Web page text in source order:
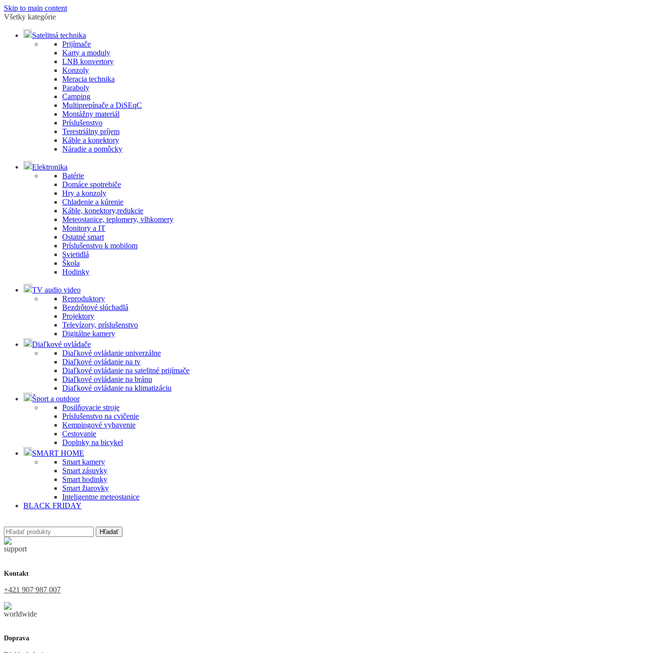
Skip to main content
Všetky kategórie
Satelitná technika
Prijímače
Karty a moduly
LNB konvertory
Konzoly
Meracia technika
Paraboly
Camping
Multiprepínače a DiSEqC
Montážny materiál
Príslušenstvo
Terestriálny príjem
Káble a konektory
Náradie a pomôcky
Elektronika
Batérie
Domáce spotrebiče
Hry a konzoly
Chladenie a kúrenie
Káble, konektory,redukcie
Meteostanice, teplomery, vlhkomery
Monitory a IT
Ostatné smart
Príslušenstvo k mobilom
Svietidlá
Škola
Hodinky
TV audio video
Reproduktory
Bezdrôtové slúchadlá
Projektory
Televízory, príslušenstvo
Digitálne kamery
Diaľkové ovládače
Diaľkové ovládanie univerzálne
Diaľkové ovládanie na tv
Diaľkové ovládanie na satelitné prijímače
Diaľkové ovládanie na bránu
Diaľkové ovládanie na klimatizáciu
Šport a outdoor
Posilňovacie stroje
Príslušenstvo na cvičenie
Kempingové vybavenie
Cestovanie
Doplnky na bicykel
SMART HOME
Smart kamery
Smart zásuvky
Smart hodinky
Smart žiarovky
Inteligentne meteostanice
BLACK FRIDAY
Hľadať
Kontakt
+421 907 987 007
Doprava